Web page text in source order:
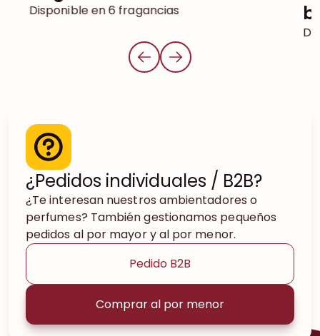
Disponible en 6 fragancias
¿Pedidos individuales / B2B?
¿Te interesan nuestros ambientadores o
perfumes? También gestionamos pequeños
pedidos al por mayor y al por menor.
Pedido B2B
Comprar al por menor